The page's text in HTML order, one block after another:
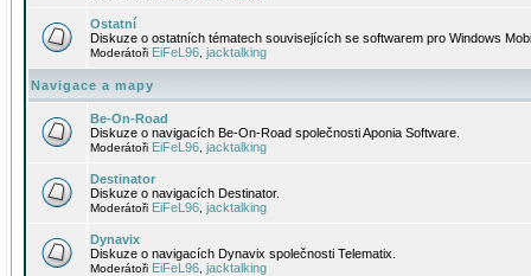
Ostatní
Diskuze o ostatních tématech souvisejících se softwarem pro Windows
Moderátoři EiFeL96 jacktalking
Navigace a mapy
Be-On-Road
Diskuze o navigacích Be-On-Road společnosti Aponia Software.
Moderátoři EiFeL96 jacktalking
Destinator
Diskuze o navigacích Destinator.
Moderátoři EiFeL96 jacktalking
Dynavix
Diskuze o navigacích Dynavix společnosti Telematix.
Moderátoři EiFeL96 jacktalking